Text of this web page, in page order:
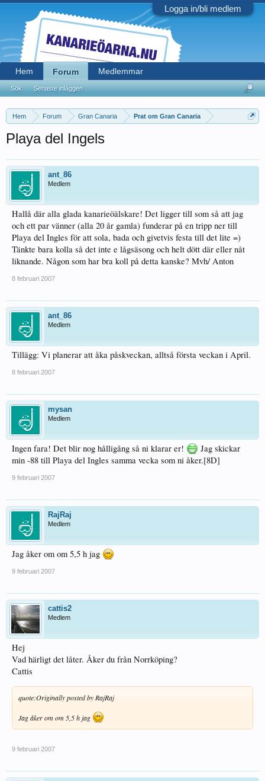
Logga in/bli medlem
Hem Forum Gran Canaria Prat om Gran Canaria
Playa del Ingels
ant_86
Medlem
Hallå där alla glada kanarieöälskare! Det ligger till som så att jag
och ett par vänner (alla 20 år gamla) funderar på en tripp ner till
Playa del Ingles för att sola, bada och givetvis festa till det lite =)
Tänkte bara kolla så det inte e lågsäsong och helt dött där eller nåt
liknande. Någon som har bra koll på detta kanske? Mvh/ Anton
8 februari 2007
ant_86
Medlem
Tillägg: Vi planerar att åka påskveckan, alltså första veckan i April.
8 februari 2007
mysan
Medlem
Ingen fara! Det blir nog hålligång så ni klarar er!
Jag skickar
min -88 till Playa del Ingles samma vecka som ni åker.[8D]
9 februari 2007
RajRaj
Medlem
Jag åker om om 5,5 h jag
9 februari 2007
cattis2
Medlem
Hej
Vad härligt det låter. Åker du från Norrköping?
Cattis
quote:Originally posted by RajRaj
Jag åker om om 5,5 h jag
9 februari 2007
Hem Forum
Sök Senaste inläggen
Medlemmar